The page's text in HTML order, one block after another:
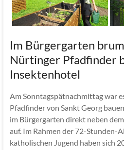
Im Bürgergarten
Nürtinger Pfadfinder
Insektenhotel
Am Sonntagspätnachmittag war
Pfadfinder von Sankt Georg
im Bürgergarten direkt neben
auf. Im Rahmen der 72-Stunden-
katholischen Jugend haben sich